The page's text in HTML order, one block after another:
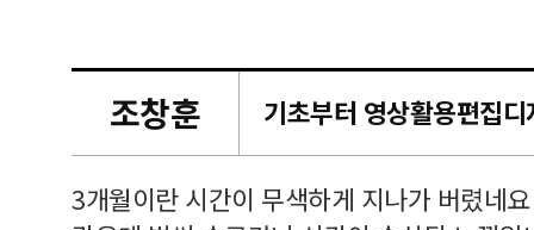
조창훈
3개월이란 시간이 무색하게 지나가 버렸네